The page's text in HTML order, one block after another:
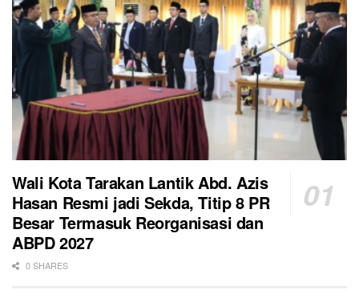
Wali Kota Tarakan Lantik Abd. Azis
Hasan Resmi jadi Sekda, Titip 8 PR
Besar Termasuk Reorganisasi dan
ABPD 2027
0 SHARES